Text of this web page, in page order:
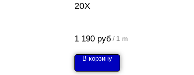
20Х
1 190 руб / 1 m
В корзину